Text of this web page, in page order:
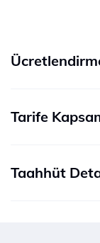
Tarife
Taahhüt